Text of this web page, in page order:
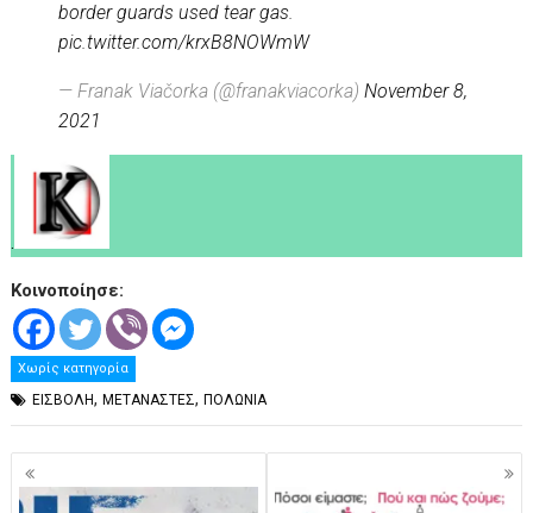
border guards used tear gas.
pic.twitter.com/krxB8NOWmW
— Franak Viačorka (@franakviacorka)November 8,
2021
.
Κοινοποίησε:
Χωρίς κατηγορία
ΕΙΣΒΟΛΗ,ΜΕΤΑΝΑΣΤΕΣ,ΠΟΛΩΝΙΑ
Πλοήγηση
άρθρων